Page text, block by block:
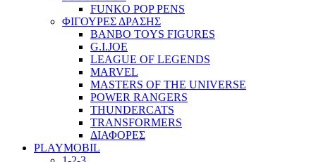
FUNKO POP PENS
ΦΙΓΟΥΡΕΣ ΔΡΑΣΗΣ
BANBO TOYS FIGURES
G.I.JOE
LEAGUE OF LEGENDS
MARVEL
MASTERS OF THE UNIVERSE
POWER RANGERS
THUNDERCATS
TRANSFORMERS
ΔΙΑΦΟΡΕΣ
PLAYMOBIL